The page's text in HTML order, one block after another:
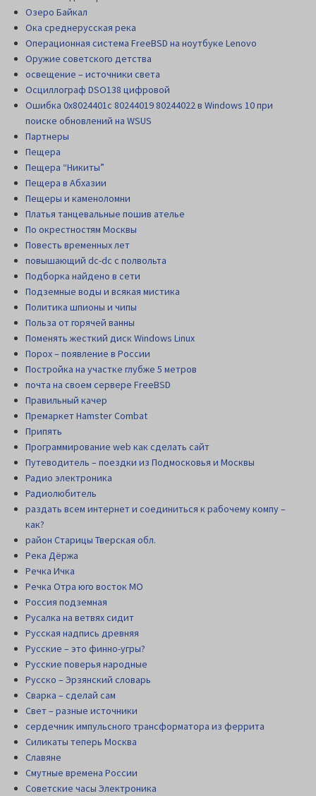
Озеро Байкал
Ока среднерусская река
Операционная система FreeBSD на ноутбуке Lenovo
Оружие советского детства
освещение – источники света
Осциллограф DSO138 цифровой
Ошибка 0x8024401c 80244019 80244022 в Windows 10 при
поиске обновлений на WSUS
Партнеры
Пещера
Пещера “Никиты”
Пещера в Абхазии
Пещеры и каменоломни
Платья танцевальные пошив ателье
По окрестностям Москвы
Повесть временных лет
повышающий dc-dc с полвольта
Подборка найдено в сети
Подземные воды и всякая мистика
Политика шпионы и чипы
Польза от горячей ванны
Поменять жесткий диск Windows Linux
Порох – появление в России
Постройка на участке глубже 5 метров
почта на своем сервере FreeBSD
Правильный качер
Премаркет Hamster Combat
Припять
Программирование web как сделать сайт
Путеводитель – поездки из Подмосковья и Москвы
Радио электроника
Радиолюбитель
раздать всем интернет и соединиться к рабочему компу –
как?
район Старицы Тверская обл.
Река Дёржа
Речка Ичка
Речка Отра юго восток МО
Россия подземная
Русалка на ветвях сидит
Русская надпись древняя
Русские – это финно-угры?
Русские поверья народные
Русско – Эрзянский словарь
Сварка – сделай сам
Свет – разные источники
сердечник импульсного трансформатора из феррита
Силикаты теперь Москва
Славяне
Смутные времена России
Советские часы Электроника